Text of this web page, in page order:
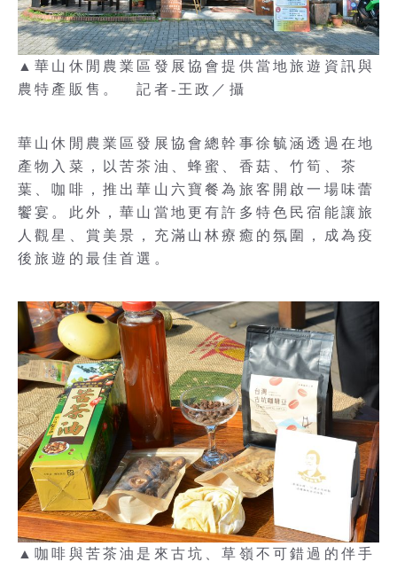
▲華山休閒農業區發展協會提供當地旅遊資訊與
農特產販售。 記者-王政／攝
華山休閒農業區發展協會總幹事徐毓涵透過在地
產物入菜，以苦茶油、蜂蜜、香菇、竹筍、茶
葉、咖啡，推出華山六寶餐為旅客開啟一場味蕾
饗宴。此外，華山當地更有許多特色民宿能讓旅
人觀星、賞美景，充滿山林療癒的氛圍，成為疫
後旅遊的最佳首選。
▲咖啡與苦茶油是來古坑、草嶺不可錯過的伴手